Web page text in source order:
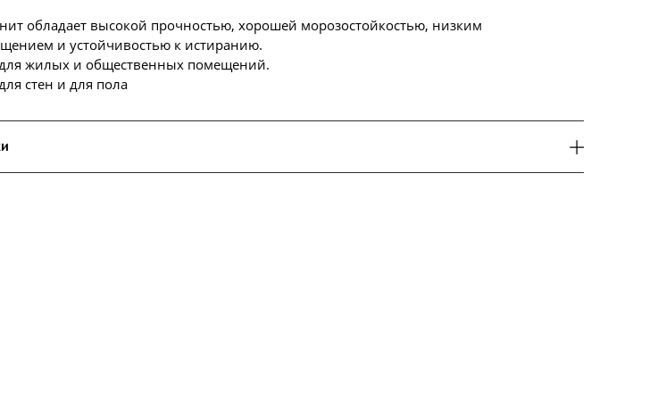
обладает высокой прочностью, хорошей морозостойкостью, низким
и устойчивостью к истиранию.
жилых и общественных помещений.
стен и для пола